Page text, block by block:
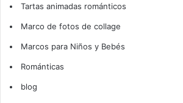
Tartas animadas románticos
Marco de fotos de collage
Marcos para Niños y Bebés
Románticas
blog